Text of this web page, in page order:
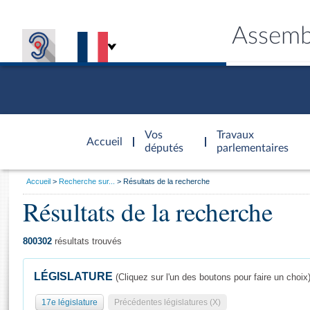
Accueil
d'accueil
Vos
députés
Travaux
parlementaires
Général
Vous
Accueil Recherche sur... Résultats de la recherche
Résultats de la recherche
800302 résultats trouvés
LÉGISLATURE (Cliquez sur l'un des boutons pour faire un choix)
17e législature Précédentes législatures (X)